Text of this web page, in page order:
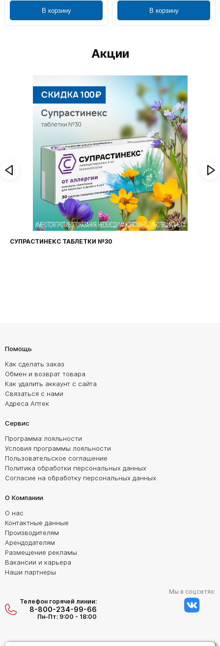
В корзину В корзину
Акции
СУПРАСТИНЕКС ТАБЛЕТКИ №30
Помощь
Как сделать заказ
Обмен и возврат товара
Как удалить аккаунт с сайта
Связаться с нами
Адреса Аптек
Сервис
Программа лояльности
Условия программы лояльности
Пользовательское соглашение
Политика обработки персональных данных
Согласие на обработку персональных данных
О Компании
О нас
Контактные данные
Производителям
Арендодателям
Размещение рекламы
Вакансии и карьера
Наши партнеры
Телефон горячей линии:
8-800-234-99-66
Пн-Пт: 9:00 - 18:00
Мы в соцсетях: